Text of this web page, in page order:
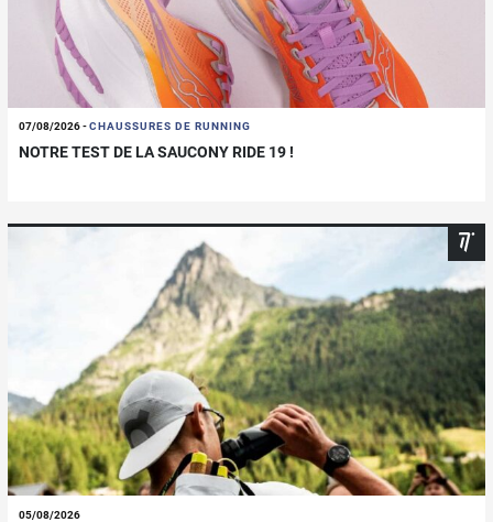
07/08/2026-CHAUSSURES DE RUNNING
NOTRE TEST DE LA SAUCONY RIDE 19 !
05/08/2026